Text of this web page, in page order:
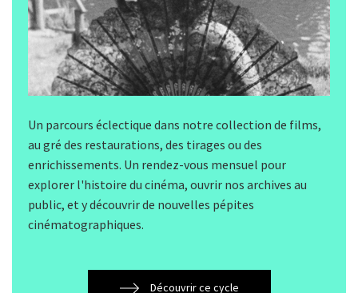
Un parcours éclectique dans notre collection de films,
au gré des restaurations, des tirages ou des
enrichissements. Un rendez-vous mensuel pour
explorer l'histoire du cinéma, ouvrir nos archives au
public, et y découvrir de nouvelles pépites
cinématographiques.
Découvrir ce cycle